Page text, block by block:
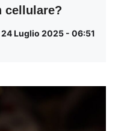
cellulare?
24 Luglio 2025 - 06:51